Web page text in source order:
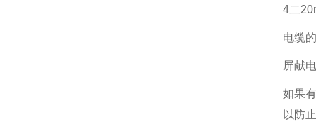
4二
电缆
屏献
如果
以防